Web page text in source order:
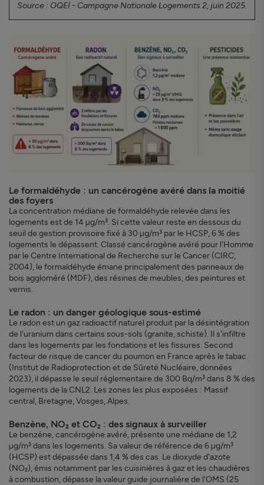
Source : OQEI - Campagne Nationale Logements 2, juin 2025.
Le formaldéhyde : un cancérogène avéré dans la moitié
des foyers
La concentration médiane de formaldéhyde relevée dans les
logements est de 14 µg/m³. Si cette valeur reste en dessous du
seuil de gestion provisoire fixé à 30 µg/m³ par le HCSP, 6 % des
logements le dépassent. Classé cancérogène avéré pour l'Homme
par le Centre International de Recherche sur le Cancer (CIRC,
2004), le formaldéhyde émane principalement des panneaux de
bois aggloméré (MDF), des résines de meubles, des peintures et
vernis.
Le radon : un danger géologique sous-estimé
Le radon est un gaz radioactif naturel produit par la désintégration
de l'uranium dans certains sous-sols (granite, schiste). Il s'infiltre
dans les logements par les fondations et les fissures. Second
facteur de risque de cancer du poumon en France après le tabac
(Institut de Radioprotection et de Sûreté Nucléaire, données
2023), il dépasse le seuil réglementaire de 300 Bq/m³ dans 8 % des
logements de la CNL2. Les zones les plus exposées : Massif
central, Bretagne, Vosges, Alpes.
Benzène, NO₂ et CO₂ : des signaux à surveiller
Le benzène, cancérogène avéré, présente une médiane de 1,2
µg/m³ dans les logements. Sa valeur de référence de 6 µg/m³
(HCSP) est dépassée dans 1,4 % des cas. Le dioxyde d'azote
(NO₂), émis notamment par les cuisinières à gaz et les chaudières
à combustion, dépasse la valeur guide journalière de l'OMS (25